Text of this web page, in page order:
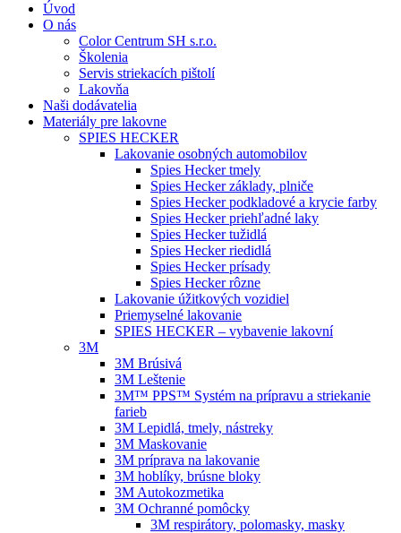
Úvod
O nás
Color Centrum SH s.r.o.
Školenia
Servis striekacích pištolí
Lakovňa
Naši dodávatelia
Materiály pre lakovne
SPIES HECKER
Lakovanie osobných automobilov
Spies Hecker tmely
Spies Hecker základy, plniče
Spies Hecker podkladové a krycie farby
Spies Hecker priehľadné laky
Spies Hecker tužidlá
Spies Hecker riedidlá
Spies Hecker prísady
Spies Hecker rôzne
Lakovanie úžitkových vozidiel
Priemyselné lakovanie
SPIES HECKER – vybavenie lakovní
3M
3M Brúsivá
3M Leštenie
3M™ PPS™ Systém na prípravu a striekanie
farieb
3M Lepidlá, tmely, nástreky
3M Maskovanie
3M príprava na lakovanie
3M hoblíky, brúsne bloky
3M Autokozmetika
3M Ochranné pomôcky
3M respirátory, polomasky, masky